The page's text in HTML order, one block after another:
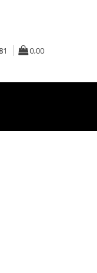
0,00